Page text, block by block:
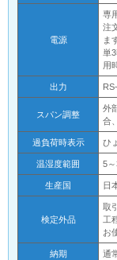
電源
専
注
ま
単
用
出力
スパン調整
外
合
過負荷時表示 ひ
温湿度範囲 5
生産国 日
検定外品
取
工
お
納期 通